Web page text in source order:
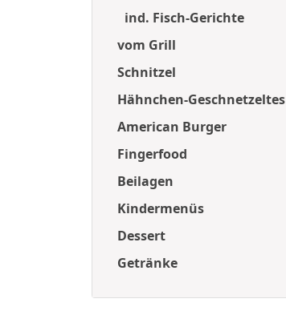
ind. Fisch-Gerichte
vom Grill
Schnitzel
Hähnchen-Geschnetzeltes
American Burger
Fingerfood
Beilagen
Kindermenüs
Dessert
Getränke